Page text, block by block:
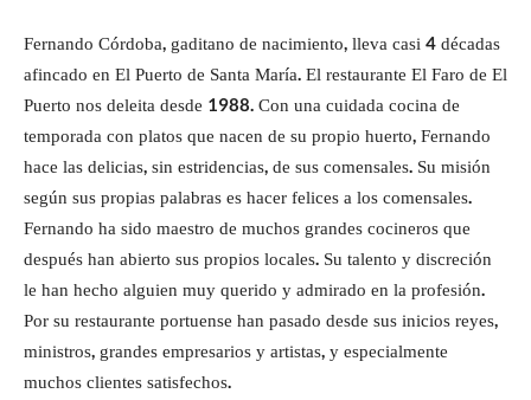
Fernando Córdoba, gaditano de nacimiento, lleva casi 4 décadas
afincado en El Puerto de Santa María. El restaurante El Faro de El
Puerto nos deleita desde 1988. Con una cuidada cocina de
temporada con platos que nacen de su propio huerto, Fernando
hace las delicias, sin estridencias, de sus comensales. Su misión
según sus propias palabras es hacer felices a los comensales.
Fernando ha sido maestro de muchos grandes cocineros que
después han abierto sus propios locales. Su talento y discreción
le han hecho alguien muy querido y admirado en la profesión.
Por su restaurante portuense han pasado desde sus inicios reyes,
ministros, grandes empresarios y artistas, y especialmente
muchos clientes satisfechos.